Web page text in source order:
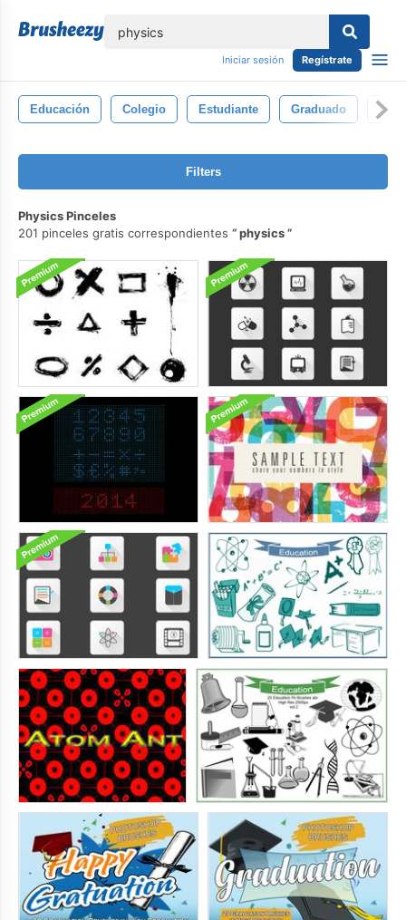
Iniciar sesión Regístrate
Educación Colegio Estudiante Graduado
Filters
Physics Pinceles
201 pinceles gratis correspondientes
physics